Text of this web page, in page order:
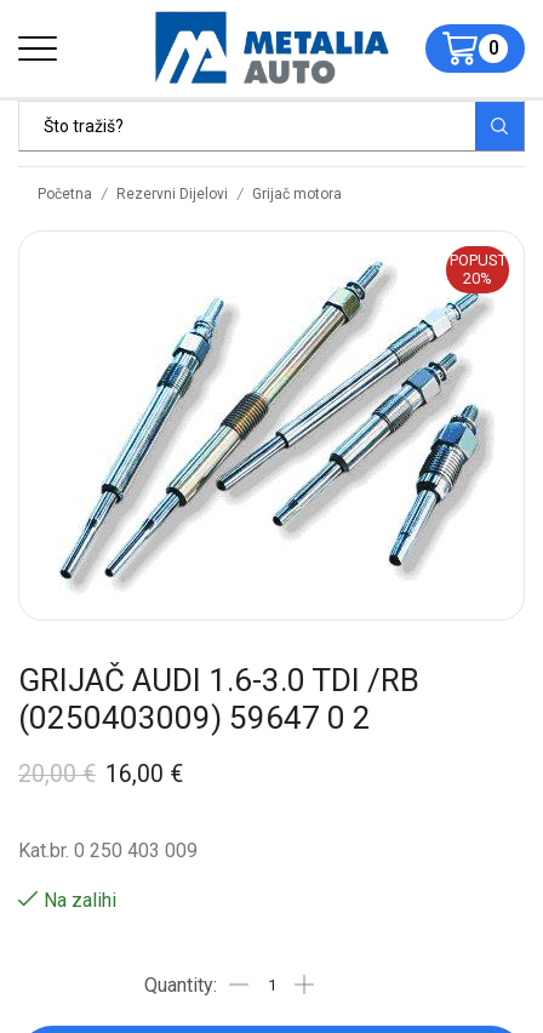
0
Početna / Rezervni Dijelovi / Grijač motora
POPUST
20%
GRIJAČ AUDI 1.6-3.0 TDI /RB
(0250403009) 59647 0 2
20,00€ 16,00 €
Kat.br. 0 250 403 009
Na zalihi